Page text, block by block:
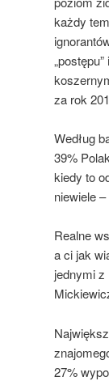
każdy
za rok
Według
39%
kiedy to
niewiele
Realne
a ci jak
jednymi z
27%